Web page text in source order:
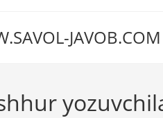
JAVOB.COM